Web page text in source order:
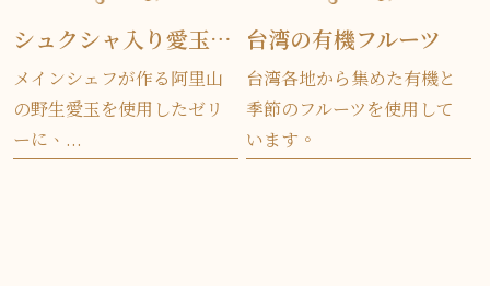
シュクシャ入り愛玉ゼリー
メインシェフが作る阿里山
の野生愛玉を使用したゼリ
ーに、...
台湾の有機フルーツ
台湾各地から集めた有機と
季節のフルーツを使用して
います。